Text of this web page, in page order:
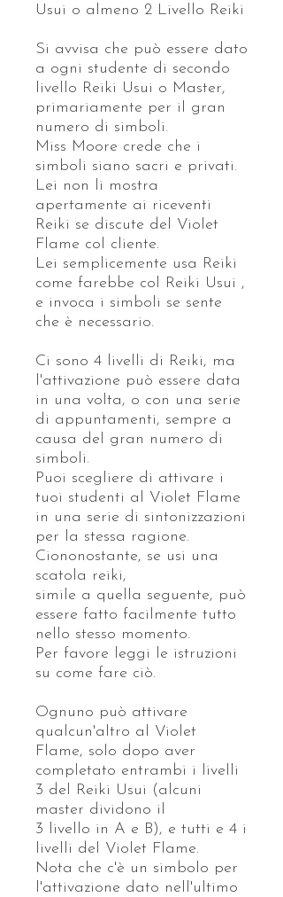
Usui o almeno 2 Livello Reiki
Si avvisa che può essere dato
a ogni studente di secondo
livello Reiki Usui o Master,
primariamente per il gran
numero di simboli.
Miss Moore crede che i
simboli siano sacri e privati.
Lei non li mostra
apertamente ai riceventi
Reiki se discute del Violet
Flame col cliente.
Lei semplicemente usa Reiki
come farebbe col Reiki Usui ,
e invoca i simboli se sente
che è necessario.
Ci sono 4 livelli di Reiki, ma
l'attivazione può essere data
in una volta, o con una serie
di appuntamenti, sempre a
causa del gran numero di
simboli.
Puoi scegliere di attivare i
tuoi studenti al Violet Flame
in una serie di sintonizzazioni
per la stessa ragione.
Ciononostante, se usi una
scatola reiki,
simile a quella seguente, può
essere fatto facilmente tutto
nello stesso momento.
Per favore leggi le istruzioni
su come fare ciò.
Ognuno può attivare
qualcun'altro al Violet
Flame, solo dopo aver
completato entrambi i livelli
3 del Reiki Usui (alcuni
master dividono il
3 livello in A e B), e tutti e 4 i
livelli del Violet Flame.
Nota che c'è un simbolo per
l'attivazione dato nell'ultimo